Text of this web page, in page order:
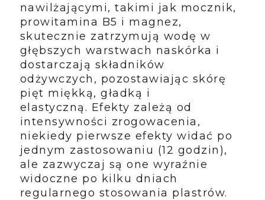
nawilżającymi, takimi jak mocznik,
prowitamina B5 i magnez,
skutecznie zatrzymują wodę w
głębszych warstwach naskórka i
dostarczają składników
odżywczych, pozostawiając skórę
pięt miękką, gładką i
elastyczną. Efekty zależą od
intensywności zrogowacenia,
niekiedy pierwsze efekty widać po
jednym zastosowaniu (12 godzin),
ale zazwyczaj są one wyraźnie
widoczne po kilku dniach
regularnego stosowania plastrów.